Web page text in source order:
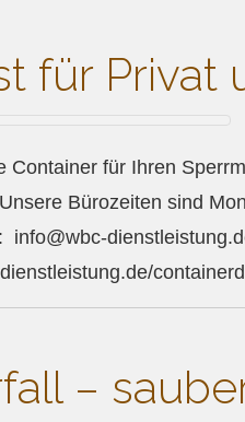
für Privat
Container für Ihren
sind
–